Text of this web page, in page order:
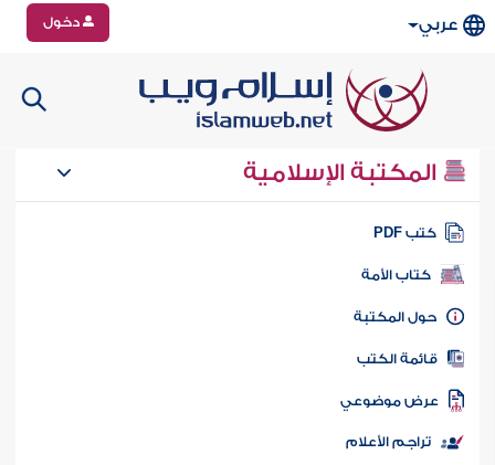
عربي دخول
المكتبة الإسلامية
كتب PDF
كتاب الأمة
المكتبة
الكتب
موضوعي